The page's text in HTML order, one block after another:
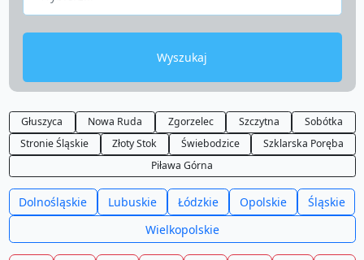
Wyszukaj
Głuszyca Nowa Ruda Zgorzelec Szczytna
Sobótka
Stronie Śląskie
Złoty Stok Świebodzice
Szklarska Poręba
Piława Górna
Dolnośląskie Lubuskie Łódzkie Opolskie
Śląskie
Wielkopolskie